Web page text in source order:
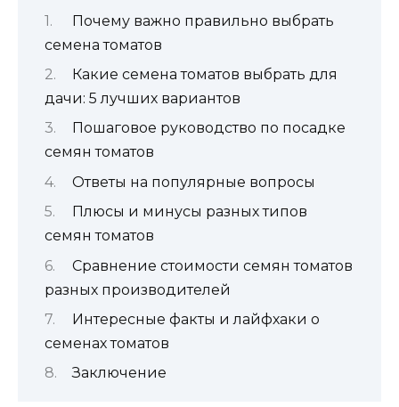
Почему важно правильно выбрать
семена томатов
Какие семена томатов выбрать для
дачи: 5 лучших вариантов
Пошаговое руководство по посадке
семян томатов
Ответы на популярные вопросы
Плюсы и минусы разных типов
семян томатов
Сравнение стоимости семян томатов
разных производителей
Интересные факты и лайфхаки о
семенах томатов
Заключение